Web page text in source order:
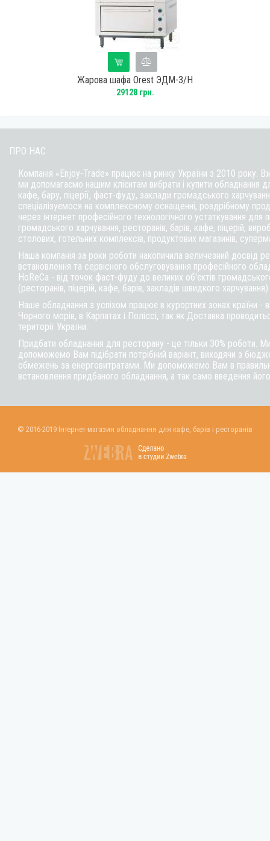
Жарова шафа Orest ЭДМ-3/Н
29128 грн.
ПРО НАС
Компанія «Enjoy-Trade» працює на ринку України з 2010 року.
ми допомагаємо нашим клієнтам вибрати і купити обладнання
кафе, бару, піцерії, фаст-фуду, заклади громадського
спеціалізуємося на комплексному оснащенні, роздрібному
через інтернет професійного технологічного устаткування для
громадського харчування, ресторанів, барів, кафе, піцерій,
столових, готельних комплексів, продуктових магазинів,
Наша компанія за роки роботи накопичила величезний досвід
встановлення та сервісного обслуговування професійного
HoReCa - від точок фаст-фуду до великих об'єктів
(ресторанів, піцерій, кафе, барів, закладів швидкого харчування)
Наше обладнання з успіхом працює в курортних зонах країни -
Чорного морів, в Карпатах і Поліссі, так як Доставка
території України.
Придбати обладнання для ресторану - це тільки 30% роботи.
допоможемо Вам підібрати потрібний варіант, виходячи з
обмежень за енерговитратами. Ми допоможемо Вам в
встановлення придбаного обладнання, а так само введення
© 2016-2019 Інтернет-магазин обладнання для кафе, барів і ресторанів